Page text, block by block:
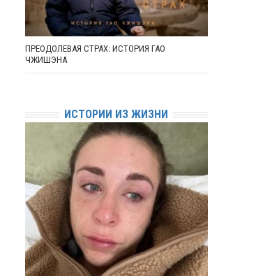
ПРЕОДОЛЕВАЯ СТРАХ: ИСТОРИЯ ГАО
ЧЖИШЭНА
ИСТОРИИ ИЗ ЖИЗНИ